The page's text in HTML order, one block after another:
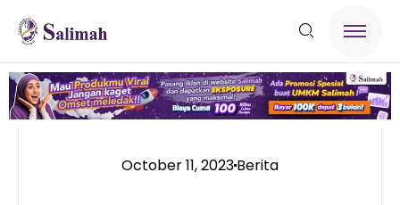
October 11, 2023Berita